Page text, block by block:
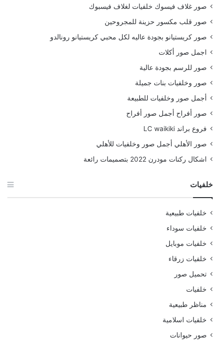
صور غلاف فيسوك خلفيات لغلاف فيسبوك
صور قلب مكسور حزينة للمجروحين
صور كريستيانو بجودة عاليه لكل محبي كريستيانو رونالدو
اجمل صور أكلات
صور للرسم بجودة عالية
صور وخلفيات بنات جميلة
أجمل صور وخلفيات للطبيعة
صور أفراح أجمل صور أفراح
فروع براند LC waikiki
صور الأهلي أجمل صور وخلفيات للأهلي
اشكال ركنات مودرن 2022 بتصميمات رائعة
خلفيات
خلفيات طبيعية
خلفيات سوداء
خلفيات موبايل
خلفيات زرقاء
تحميل صور
خلفيات
مناظر طبيعية
خلفيات اسلامية
صور حيوانات